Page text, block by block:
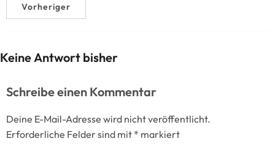
Vorheriger
Keine Antwort bisher
Schreibe einen Kommentar
Deine E-Mail-Adresse wird nicht veröffentlicht.
Erforderliche Felder sind mit * markiert